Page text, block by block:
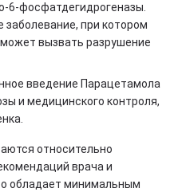
6-фосфатдегидрогеназы.
при котором
вызвать разрушение
введение Парацетамола
и медицинского контроля,
относительно
врача и
обладает минимальным